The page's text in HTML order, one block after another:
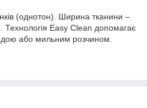
(однотон). Ширина тканини –
Технологія Easy Clean допомагає
або мильним розчином.